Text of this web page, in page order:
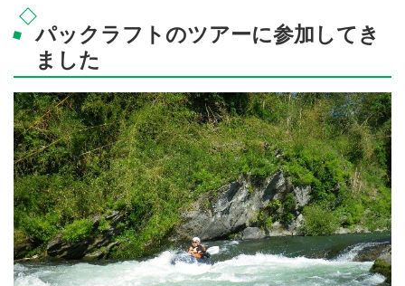
パックラフトのツアーに参加してき
ました